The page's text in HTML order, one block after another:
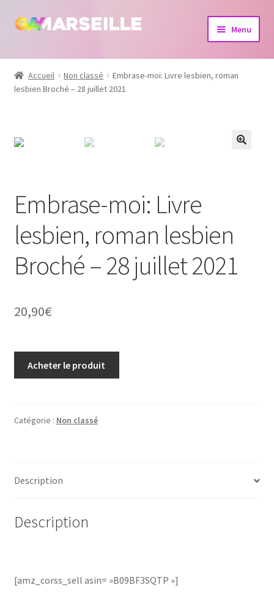
Aller
navigation
Aller
Menu
Boutique
Bijoux
Accueil Non classé
Embrase-moi: Livre lesbien, roman
lesbien Broché – 28 juillet 2021
Embrase-moi: Livre
lesbien, roman lesbien
Broché – 28 juillet 2021
20,90€
Acheter le produit
Catégorie : Non classé
Description
Description
[amz_corss_sell asin= »B09BF3SQTP »]